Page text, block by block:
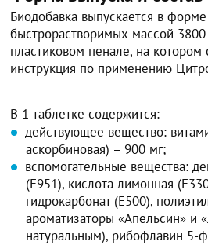
Биодобавка выпускается в
быстрорастворимых массой
пластиковом пенале, на котором
инструкция по применению
В 1 таблетке содержится:
действующее вещество:
аскорбиновая) – 900 мг;
вспомогательные вещества:
(Е951), кислота лимонная
гидрокарбонат (Е500),
ароматизаторы «Апельсин» и
натуральным), рибофлавин 5-